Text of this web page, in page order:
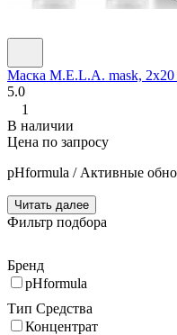
Маска M.E.L.A. mask,
5.0
1
В наличии
Цена по запросу
pHformula / Активные
Читать далее
Фильтр подбора
Бренд
pHformula
Тип Средства
Концентрат